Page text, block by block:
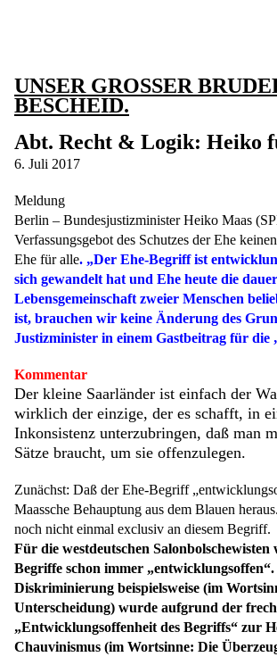
UNSER GROSSER
BESCHEID.
Abt. Recht & Logik: Heiko
6. Juli 2017
Meldung
Berlin – Bundesjustizminister Heiko Maas
Verfassungsgebot des Schutzes der Ehe
Ehe für alle. „Der Ehe-Begriff ist
sich gewandelt hat und Ehe heute die
Lebensgemeinschaft zweier Menschen
ist, brauchen wir keine Änderung des
Justizminister in einem Gastbeitrag für die
Kommentar
Der kleine Saarländer ist einfach der
wirklich der einzige, der es schafft, in
Inkonsistenz unterzubringen, daß man
Sätze braucht, um sie offenzulegen.
Zunächst: Daß der Ehe-Begriff
Maassche Behauptung aus dem Blauen
noch nicht einmal exclusiv an diesem Begriff.
Für die westdeutschen Salonbolschewisten
Begriffe schon immer „entwicklungsoffen“.
Diskriminierung beispielsweise (im
Unterscheidung) wurde aufgrund der
„Entwicklungsoffenheit des Begriffs“ zur
Chauvinismus (im Wortsinne: Die